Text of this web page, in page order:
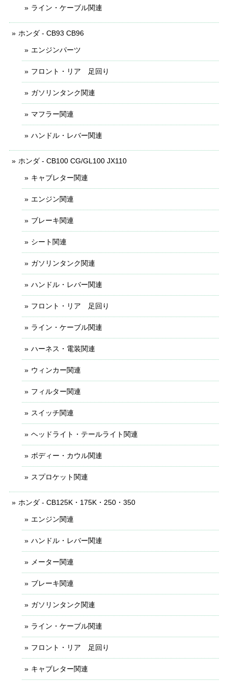
ライン・ケーブル関連
ホンダ - CB93 CB96
エンジンパーツ
フロント・リア 足回り
ガソリンタンク関連
マフラー関連
ハンドル・レバー関連
ホンダ - CB100 CG/GL100 JX110
キャブレター関連
エンジン関連
ブレーキ関連
シート関連
ガソリンタンク関連
ハンドル・レバー関連
フロント・リア 足回り
ライン・ケーブル関連
ハーネス・電装関連
ウィンカー関連
フィルター関連
スイッチ関連
ヘッドライト・テールライト関連
ボディー・カウル関連
スプロケット関連
ホンダ - CB125K・175K・250・350
エンジン関連
ハンドル・レバー関連
メーター関連
ブレーキ関連
ガソリンタンク関連
ライン・ケーブル関連
フロント・リア 足回り
キャブレター関連